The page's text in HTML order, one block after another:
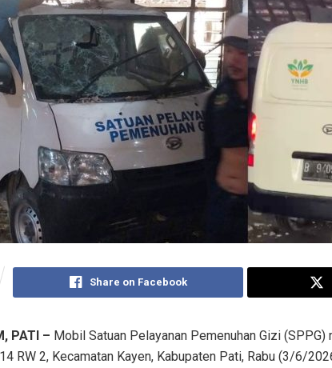
Share on Facebook
PATI – Mobil Satuan Pelayanan Pemenuhan Gizi
RW 2, Kecamatan Kayen, Kabupaten Pati, Rabu (3/6/